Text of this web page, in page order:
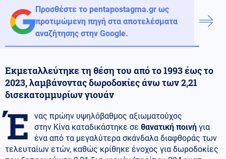
Προσθέστε το pentapostagma.gr ως
προτιμώμενη πηγή στα αποτελέσματα
αναζήτησης στην Google.
Εκμεταλλεύτηκε τη θέση του από το 1993 έως το
2023, λαμβάνοντας δωροδοκίες άνω των 2,21
δισεκατομμυρίων γιουάν
Έ
νας πρώην υψηλόβαθμος αξιωματούχος
στην Κίνα καταδικάστηκε σε θανατική ποινή για
ένα από τα μεγαλύτερα σκάνδαλα διαφθοράς των
τελευταίων ετών, καθώς κρίθηκε ένοχος για δωροδοκίες